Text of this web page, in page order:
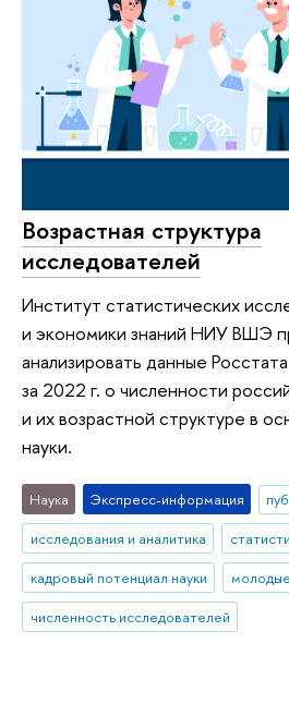
Возрастная структура
исследователей
Институт статистических
и экономики знаний НИУ ВШЭ
анализировать данные Росстата
за 2022 г. о численности
и их возрастной структуре в
науки.
Наука Экспресс-информация
исследования и аналитика
кадровый потенциал науки
численность исследователей